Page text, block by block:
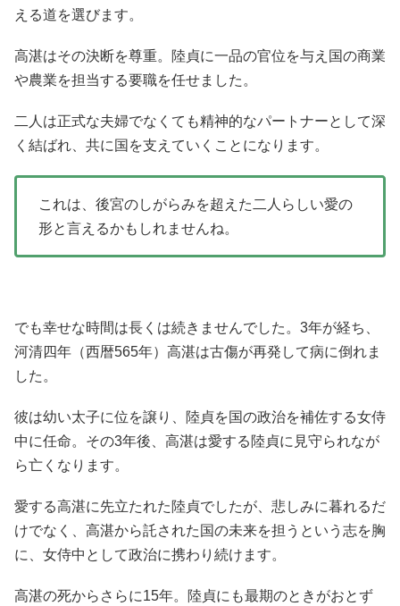
える道を選びます。
高湛はその決断を尊重。陸貞に一品の官位を与え国の商業
や農業を担当する要職を任せました。
二人は正式な夫婦でなくても精神的なパートナーとして深
く結ばれ、共に国を支えていくことになります。
これは、後宮のしがらみを超えた二人らしい愛の
形と言えるかもしれませんね。
でも幸せな時間は長くは続きませんでした。3年が経ち、
河清四年（西暦565年）高湛は古傷が再発して病に倒れま
した。
彼は幼い太子に位を譲り、陸貞を国の政治を補佐する女侍
中に任命。その3年後、高湛は愛する陸貞に見守られなが
ら亡くなります。
愛する高湛に先立たれた陸貞でしたが、悲しみに暮れるだ
けでなく、高湛から託された国の未来を担うという志を胸
に、女侍中として政治に携わり続けます。
高湛の死からさらに15年。陸貞にも最期のときがおとず